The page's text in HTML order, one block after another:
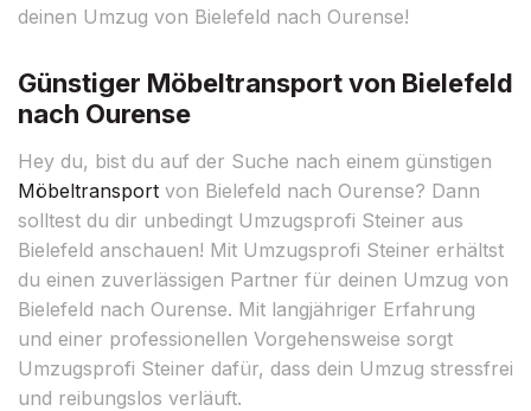
deinen Umzug von Bielefeld nach Ourense!
Günstiger Möbeltransport von Bielefeld
nach Ourense
Hey du, bist du auf der Suche nach einem günstigen
Möbeltransport von Bielefeld nach Ourense? Dann
solltest du dir unbedingt Umzugsprofi Steiner aus
Bielefeld anschauen! Mit Umzugsprofi Steiner erhältst
du einen zuverlässigen Partner für deinen Umzug von
Bielefeld nach Ourense. Mit langjähriger Erfahrung
und einer professionellen Vorgehensweise sorgt
Umzugsprofi Steiner dafür, dass dein Umzug stressfrei
und reibungslos verläuft.